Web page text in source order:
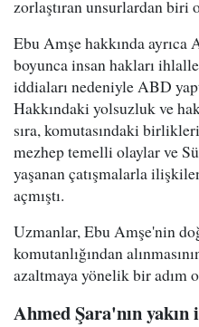
zorlaştıran unsurlardan biri
Ebu Amşe hakkında
boyunca insan hakları
iddiaları nedeniyle ABD
Hakkındaki yolsuzluk ve
sıra, komutasındaki
mezhep temelli olaylar ve
yaşanan çatışmalarla
açmıştı.
Uzmanlar, Ebu Amşe'nin
komutanlığından
azaltmaya yönelik bir adım
Ahmed Şara'nın